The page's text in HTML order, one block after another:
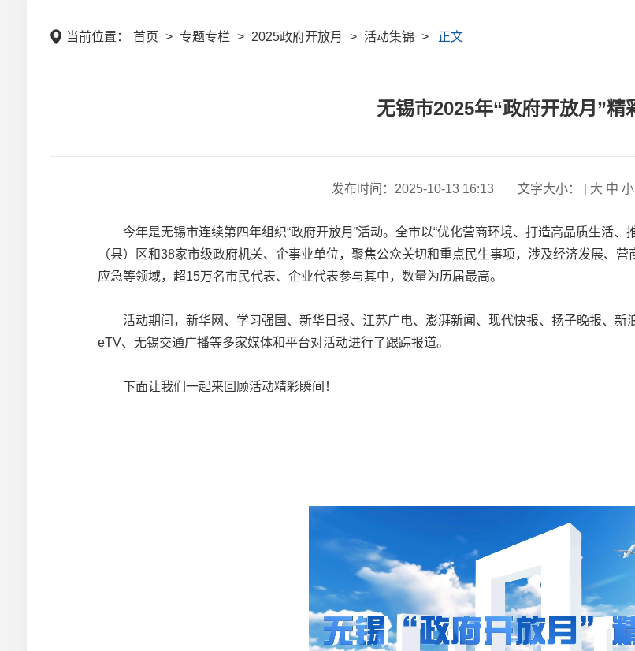
当前位置： 首页 > 专题专栏 > 2025政府开放月 > 活动集锦 > 正文
无锡市2025年“政府开放月”精
发布时间： 2025-10-13 16:13 文字大小： [ 大 中 小
今年是无锡市连续第四年组织“政府开放月”活动。全市以“优化营商环境、打造高品质生活、
（县）区和38家市级政府机关、企事业单位，聚焦公众关切和重点民生事项，涉及经济发展、
应急等领域，超15万名市民代表、企业代表参与其中，数量为历届最高。
活动期间，新华网、学习强国、新华日报、江苏广电、澎湃新闻、现代快报、扬子晚报、新
eTV、无锡交通广播等多家媒体和平台对活动进行了跟踪报道。
下面让我们一起来回顾活动精彩瞬间！